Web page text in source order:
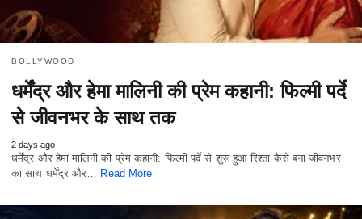
BOLLYWOOD
धर्मेंद्र और हेमा मालिनी की प्रेम कहानी: फिल्मी पर्दे
से जीवनभर के साथ तक
2 days ago
धर्मेंद्र और हेमा मालिनी की प्रेम कहानी: फिल्मी पर्दे से शुरू हुआ रिश्ता कैसे बना जीवनभर
का साथ धर्मेंद्र और… Read More